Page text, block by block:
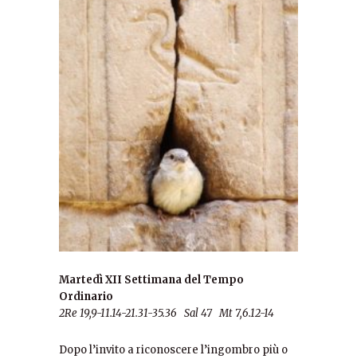
Martedì XII Settimana del Tempo
Ordinario
2Re 19,9-11.14-21.31-35.36 Sal 47 Mt 7,6.12-14
Dopo l’invito a riconoscere l’ingombro più o